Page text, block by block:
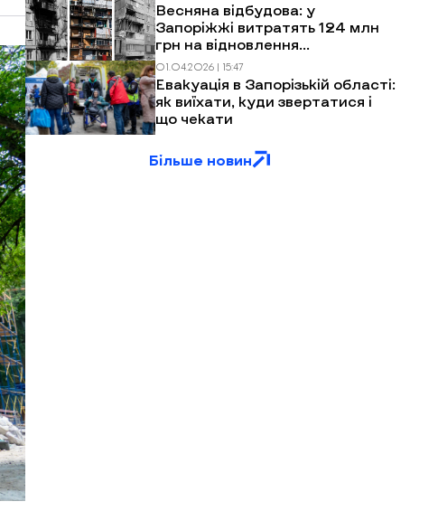
Весняна відбудова: у
Запоріжжі витратять 124 млн
грн на відновлення
багатоповерхівок після
обстрілів
01.04.2026 | 15:47
Евакуація в Запорізькій області:
як виїхати, куди звертатися і
що чекати
Більше новин